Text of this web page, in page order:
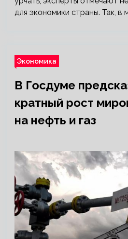
для экономики страны. Так, в
Экономика
В Госдуме
кратный рост
на нефть и газ